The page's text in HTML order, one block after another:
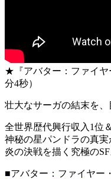
★『アバター：ファイヤ
分4秒）
壮大なサーガの結末を、
全世界歴代興行収入1位
神秘の星パンドラの真実
炎の決戦を描く究極の
■アバター：ファイヤー